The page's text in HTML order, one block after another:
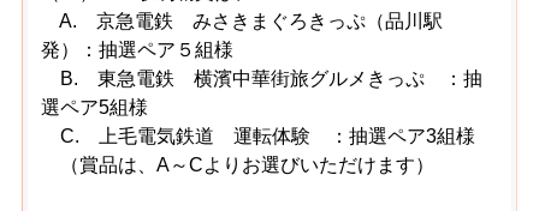
A. 京急電鉄 みさきまぐろきっぷ（品川駅
発）：抽選ペア５組様
B. 東急電鉄 横濱中華街旅グルメきっぷ ：抽
選ペア5組様
C. 上毛電気鉄道 運転体験 ：抽選ペア3組様
（賞品は、A～Cよりお選びいただけます）